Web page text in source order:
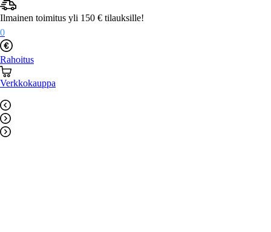
Mene
sisältöön
Ilmainen toimitus yli 150 € tilauksille!
0
Rahoitus
Verkkokauppa